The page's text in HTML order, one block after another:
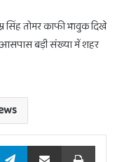
सिंह तोमर काफी भावुक दिखे
बड़ी संख्या में शहर
TelegramShare via Email Print